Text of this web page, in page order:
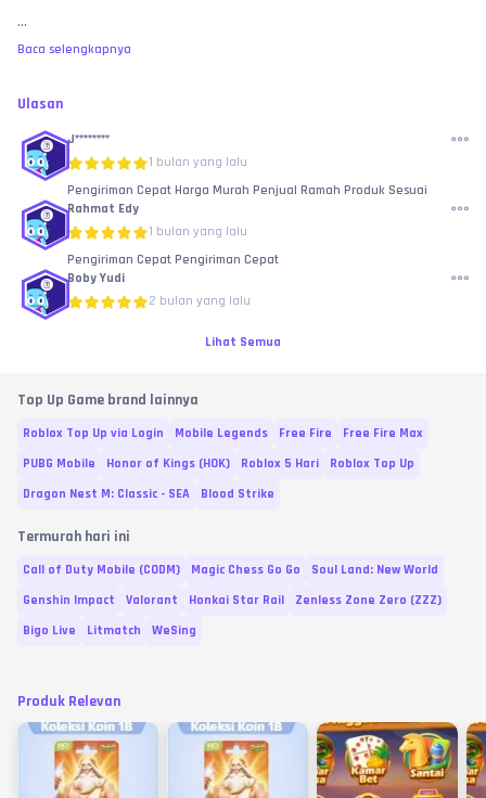
...
Baca selengkapnya
Ulasan
J********
1 bulan yang lalu
Pengiriman Cepat Harga Murah Penjual Ramah Produk Sesuai
Rahmat Edy
1 bulan yang lalu
Pengiriman Cepat Pengiriman Cepat
Boby Yudi
2 bulan yang lalu
Lihat Semua
Top Up Game brand lainnya
Roblox Top Up via Login Mobile Legends Free Fire
Free Fire Max
PUBG Mobile
Honor of Kings (HOK) Roblox 5 Hari
Roblox Top Up
Dragon Nest M: Classic - SEA
Blood Strike
Termurah hari ini
Call of Duty Mobile (CODM) Magic Chess Go Go
Soul Land: New World
Genshin Impact
Valorant Honkai Star Rail
Zenless Zone Zero (ZZZ)
Bigo Live
Litmatch WeSing
Produk Relevan